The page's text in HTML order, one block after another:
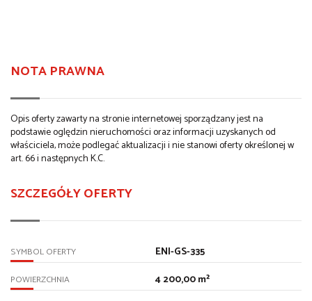
NOTA PRAWNA
Opis oferty zawarty na stronie internetowej sporządzany jest na
podstawie oględzin nieruchomości oraz informacji uzyskanych od
właściciela, może podlegać aktualizacji i nie stanowi oferty określonej w
art. 66 i następnych K.C.
SZCZEGÓŁY OFERTY
SYMBOL OFERTY ENI-GS-335
POWIERZCHNIA 4 200,00 m²